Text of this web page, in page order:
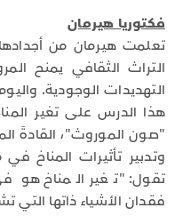
فكتوريا هيرمان
تعلمت هيرمان من
التراث الثقافي يمنح
التهديدات الوجودية.
هذا الدرس على تغير
"صون الموروث"، القادةَ
وتدبير تأثيرات المناخ
تقول: "تغير المناخ
فقدان الأشياء ذاتها التي